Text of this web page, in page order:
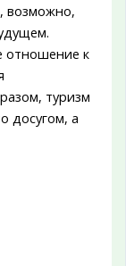
возможно,
отношение к
туризм
досугом, а